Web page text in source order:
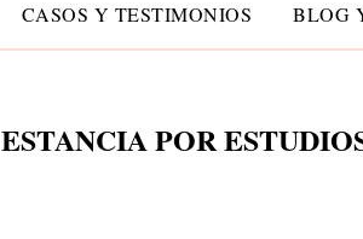
CASOS Y TESTIMONIOS BLOG
ESTANCIA POR